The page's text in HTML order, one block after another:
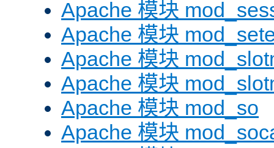
Apache 模块
Apache 模块
Apache 模块
Apache 模块
Apache 模块 mod_so
Apache 模块